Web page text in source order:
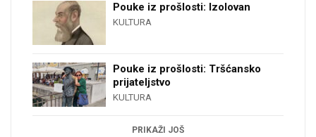
Pouke iz prošlosti: Izolovan
KULTURA
Pouke iz prošlosti: Tršćansko
prijateljstvo
KULTURA
PRIKAŽI JOŠ